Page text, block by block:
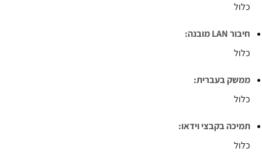
כלול
חיבור LAN מובנה:
כלול
ממשק בעברית:
כלול
תמיכה בקבצי וידאו:
כלול